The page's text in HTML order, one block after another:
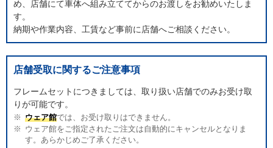
め、店舗にて車体へ組み立ててからのお渡しをお勧めいたしま
す。
納期や作業内容、工賃など事前に店舗へご相談ください。
店舗受取に関するご注意事項
フレームセットにつきましては、取り扱い店舗でのみお受け取
りが可能です。
ウェア館では、お受け取りはできません。
ウェア館をご指定されたご注文は自動的にキャンセルとなりま
す。あらかじめご了承ください。